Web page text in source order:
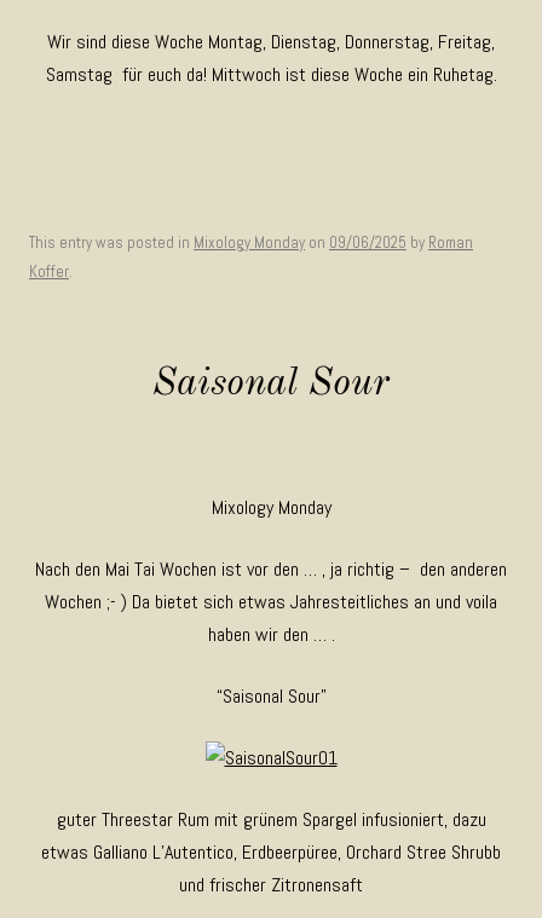
Wir sind diese Woche Montag, Dienstag, Donnerstag, Freitag,
Samstag für euch da! Mittwoch ist diese Woche ein Ruhetag.
This entry was posted in Mixology Monday on 09/06/2025 by Roman
Koffer.
Saisonal Sour
Mixology Monday
Nach den Mai Tai Wochen ist vor den … , ja richtig – den anderen
Wochen ;- ) Da bietet sich etwas Jahresteitliches an und voila
haben wir den … .
“Saisonal Sour”
guter Threestar Rum mit grünem Spargel infusioniert, dazu
etwas Galliano L’Autentico, Erdbeerpüree, Orchard Stree Shrubb
und frischer Zitronensaft